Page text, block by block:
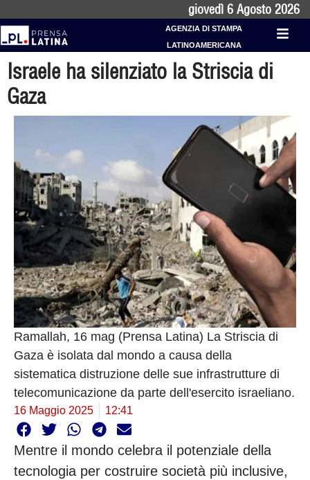
giovedì 6 Agosto 2026
AGENZIA DI STAMPA
LATINOAMERICANA
Israele ha silenziato la Striscia di
Gaza
Ramallah, 16 mag (Prensa Latina) La Striscia di
Gaza è isolata dal mondo a causa della
sistematica distruzione delle sue infrastrutture di
telecomunicazione da parte dell'esercito israeliano.
16 Maggio 2025 12:41
Mentre il mondo celebra il potenziale della
tecnologia per costruire società più inclusive,